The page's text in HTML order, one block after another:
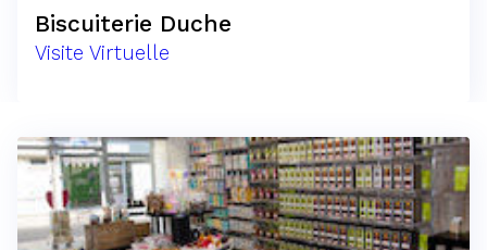
Biscuiterie Duche
Visite Virtuelle